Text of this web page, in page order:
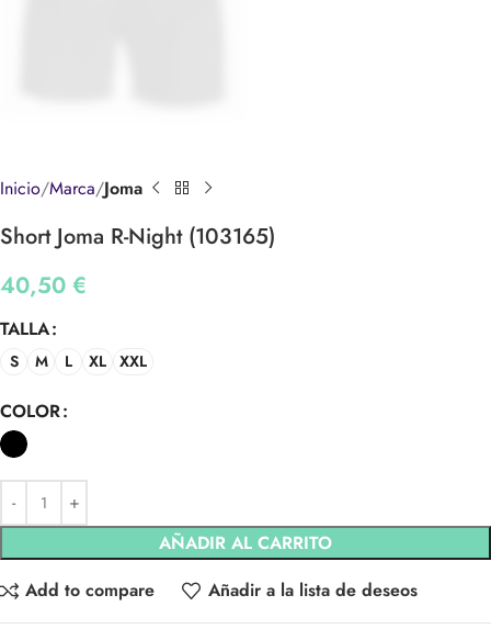
Inicio Marca Joma
Short Joma R-Night (103165)
40,50 €
TALLA
S M L XL XXL
COLOR
AÑADIR AL CARRITO
Add to compare
Añadir a la lista de deseos